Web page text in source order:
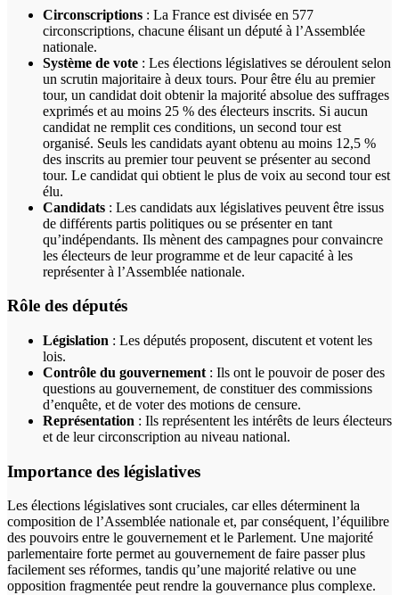
Circonscriptions : La France est divisée en 577
circonscriptions, chacune élisant un député à l’Assemblée
nationale.
Système de vote : Les élections législatives se déroulent selon
un scrutin majoritaire à deux tours. Pour être élu au premier
tour, un candidat doit obtenir la majorité absolue des suffrages
exprimés et au moins 25 % des électeurs inscrits. Si aucun
candidat ne remplit ces conditions, un second tour est
organisé. Seuls les candidats ayant obtenu au moins 12,5 %
des inscrits au premier tour peuvent se présenter au second
tour. Le candidat qui obtient le plus de voix au second tour est
élu.
Candidats : Les candidats aux législatives peuvent être issus
de différents partis politiques ou se présenter en tant
qu’indépendants. Ils mènent des campagnes pour convaincre
les électeurs de leur programme et de leur capacité à les
représenter à l’Assemblée nationale.
Rôle des députés
Législation : Les députés proposent, discutent et votent les
lois.
Contrôle du gouvernement : Ils ont le pouvoir de poser des
questions au gouvernement, de constituer des commissions
d’enquête, et de voter des motions de censure.
Représentation : Ils représentent les intérêts de leurs électeurs
et de leur circonscription au niveau national.
Importance des législatives
Les élections législatives sont cruciales, car elles déterminent la
composition de l’Assemblée nationale et, par conséquent, l’équilibre
des pouvoirs entre le gouvernement et le Parlement. Une majorité
parlementaire forte permet au gouvernement de faire passer plus
facilement ses réformes, tandis qu’une majorité relative ou une
opposition fragmentée peut rendre la gouvernance plus complexe.